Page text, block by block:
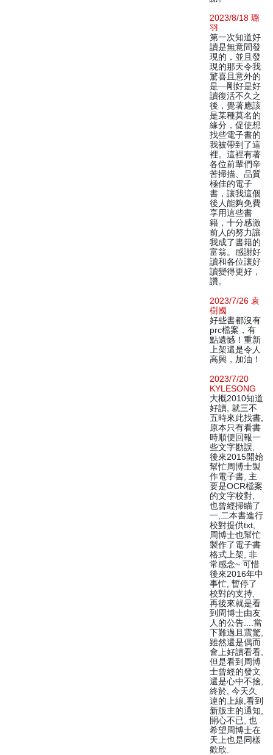
2023/8/18 璐
羽
第一次知道好
讀是無意間發
現的，並且發
現的那天令我
驚喜且意外的
是—剛好是好
讀復活不久之
後，覺著應該
是某種莫名的
緣分，促使想
找些電子書的
我被帶到了這
裡。這裡有著
各位前輩們辛
苦掃描、品質
極佳的電子
書，讓我這個
後人能夠免費
享用這些書
籍，十分感激
前人的努力讓
我成了書籍的
富翁。感謝好
讀和各位讓好
讀變得更好，
讚。
2023/7/26 袁
樹國
好些書都沒有
prc檔案，有
點遺憾！重新
上架還是令人
高興，加油！
2023/7/20
KYLESONG
大概2010知道
好讀, 就三不
五時來此找書,
原本只有看書
時順便回報一
些文字勘誤,
後來2015開始
幫忙周博士製
作電子書, 主
要是OCR檔案
的文字校對,
也曾經掃瞄了
一,二本書進行
校對提供txt,
周博士也幫忙
製作了電子書
格式上架, 非
常感念~ 可惜
後來2016年中
事忙, 暫停了
校對的支持,
再後來就是看
到周博士由友
人的公告....當
下難過且震驚,
雖然還是偶而
會上好讀看看,
但是看到周博
士曾經的發文
還是心中不捨,
終於, 今天久
違的上線,看到
新版主的通知,
開心不已, 也
希望周博士在
天上也是同樣
歡欣.